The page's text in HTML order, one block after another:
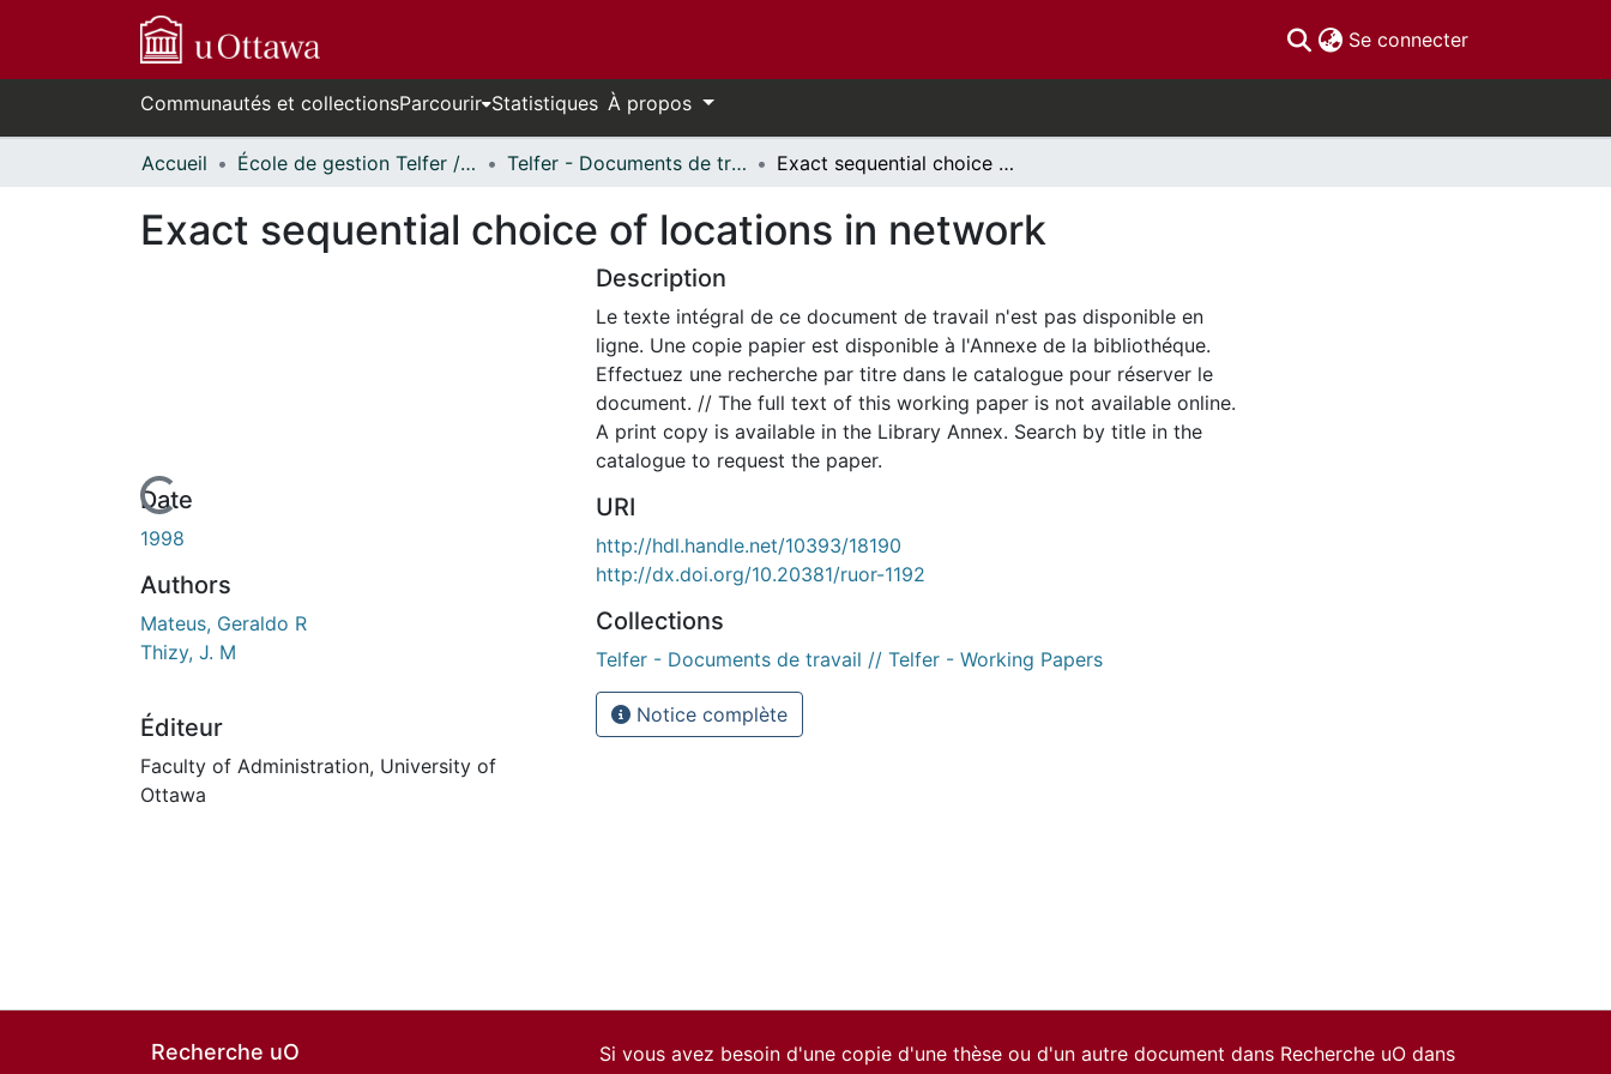
Se connecter(current)
Communautés et collectionsParcourir Statistiques À propos
Accueil École de gestion Telfer // Telfer School of Management Telfer - Documents de travail // Telfer - Working Papers Exact sequential choice of locations in network
Exact sequential choice of locations in network
En cours de chargement...
Date
1998
Authors
Mateus, Geraldo R
Thizy, J. M
Éditeur
Faculty of Administration, University of
Ottawa
Description
Le texte intégral de ce document de travail n'est pas disponible en
ligne. Une copie papier est disponible à l'Annexe de la bibliothéque.
Effectuez une recherche par titre dans le catalogue pour réserver le
document. // The full text of this working paper is not available online.
A print copy is available in the Library Annex. Search by title in the
catalogue to request the paper.
URI
http://hdl.handle.net/10393/18190
http://dx.doi.org/10.20381/ruor-1192
Collections
Telfer - Documents de travail // Telfer - Working Papers
Notice complète
Recherche uO
Si vous avez besoin d'une copie d'une thèse ou d'un autre document dans Recherche uO dans